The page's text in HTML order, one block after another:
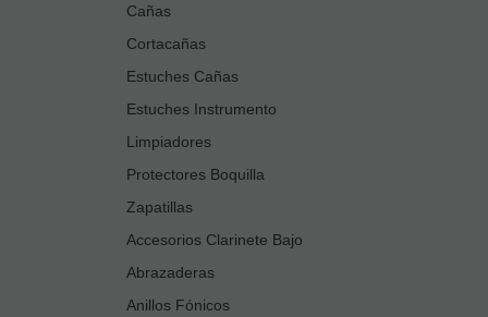
Cañas
Cortacañas
Estuches Cañas
Estuches Instrumento
Limpiadores
Protectores Boquilla
Zapatillas
Accesorios Clarinete Bajo
Abrazaderas
Anillos Fónicos